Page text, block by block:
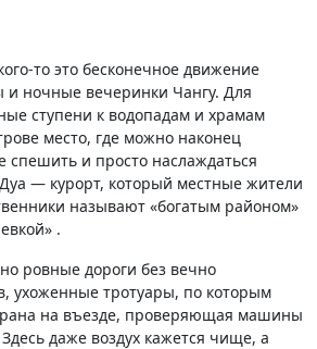
и ночные вечеринки Чангу. Для
ступени к водопадам и храмам
место, где можно наконец
спешить и просто наслаждаться
— курорт, который местные жители
называют «богатым районом»
.
ровные дороги без вечно
ухоженные тротуары, по которым
на въезде, проверяющая машины
даже воздух кажется чище, а